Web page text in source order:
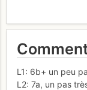
L1: 6b+ un peu
L2: 7a, un pas